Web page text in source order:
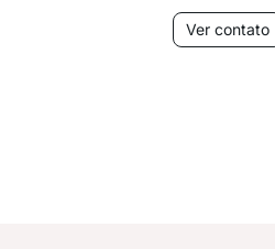
Ver contato